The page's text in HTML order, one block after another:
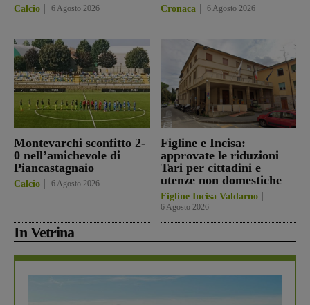
Calcio 6 Agosto 2026 Cronaca 6 Agosto 2026
Montevarchi sconfitto 2-
0 nell’amichevole di
Piancastagnaio
Calcio 6 Agosto 2026
Figline e Incisa:
approvate le riduzioni
Tari per cittadini e
utenze non domestiche
Figline Incisa Valdarno
6 Agosto 2026
In Vetrina